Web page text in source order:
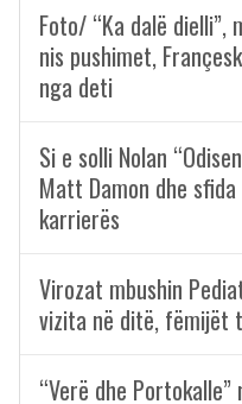
Foto/ “Ka dalë dielli”,
nis pushimet,
nga deti
Si e solli Nolan
Matt Damon dhe
karrierës
Virozat mbushin
vizita në ditë, fëmijët
“Verë dhe